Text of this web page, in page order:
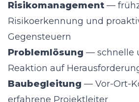
Risikomanagement —
Risikoerkennung und
Gegensteuern
Problemlösung — schnelle
Reaktion auf
Baubegleitung — Vor-Ort-
erfahrene Projektleiter